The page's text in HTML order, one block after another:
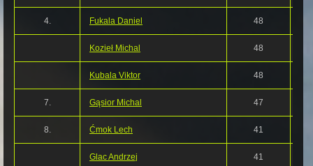
4. Fukala Daniel 48
Kozieł Michal 48
Kubala Viktor 48
7. Gąsior Michal 47
8. Ćmok Lech 41
Glac Andrzej 41